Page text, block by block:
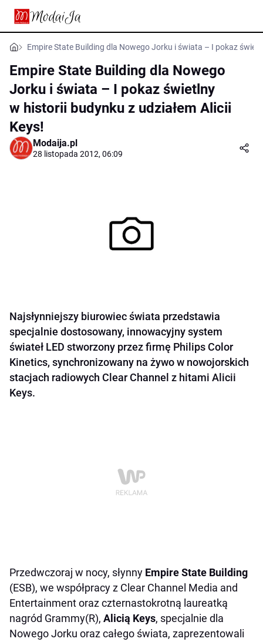
Empire State Building dla Nowego Jorku i świata – I pokaz
Empire State Building dla Nowego
Jorku i świata – I pokaz świetlny
w historii budynku z udziałem Alicii
Keys!
Modaija.pl
28 listopada 2012, 06:09
Najsłynniejszy biurowiec świata przedstawia
specjalnie dostosowany, innowacyjny system
świateł LED stworzony przez firmę Philips Color
Kinetics, synchronizowany na żywo w nowojorskich
stacjach radiowych Clear Channel z hitami Alicii
Keys.
Przedwczoraj w nocy, słynny Empire State Building
(ESB), we współpracy z Clear Channel Media and
Entertainment oraz czternastokrotną laureatką
nagród Grammy(R), Alicią Keys, specjalnie dla
Nowego Jorku oraz całego świata, zaprezentowali